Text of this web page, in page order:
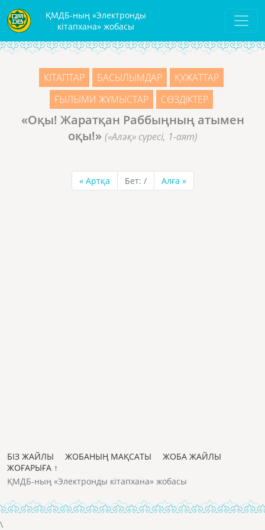
ҚМДБ-ның «Электронды
кітапхана» жобасы
КІТАПТАР БАСЫЛЫМДАР
ҚҰЖАТТАР
ҒЫЛЫМИ ЖҰМЫСТАР
СӨЗДІКТЕР
«Оқы! Жаратқан Раббыңның атымен
оқы!» («Аләқ» сүресі, 1-аят)
«Артқа Бет: / Алға »
БІЗ ЖАЙЛЫ ЖОБАНЫҢ МАҚСАТЫ
ЖОБА ЖАЙЛЫ
ЖОҒАРЫҒА ↑
ҚМДБ-ның «Электронды кітапхана» жобасы
\